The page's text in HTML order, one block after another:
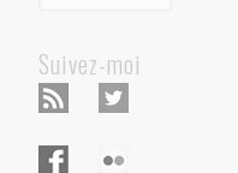
Suivez-moi